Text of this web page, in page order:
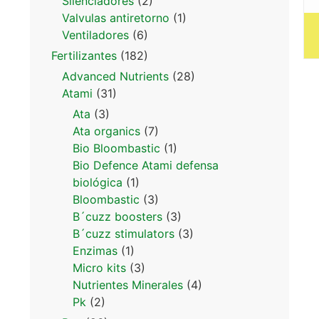
Valvulas antiretorno (1)
Ventiladores (6)
Fertilizantes (182)
Advanced Nutrients (28)
Atami (31)
Ata (3)
Ata organics (7)
Bio Bloombastic (1)
Bio Defence Atami defensa
biológica (1)
Bloombastic (3)
B´cuzz boosters (3)
B´cuzz stimulators (3)
Enzimas (1)
Micro kits (3)
Nutrientes Minerales (4)
Pk (2)